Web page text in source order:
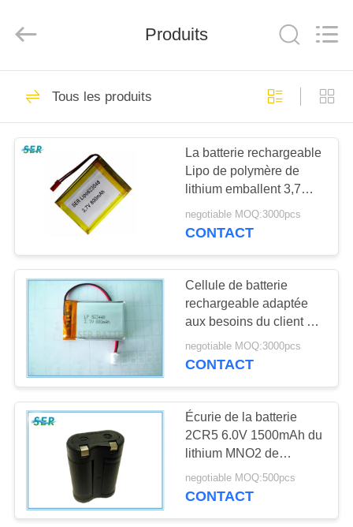
MAISON
PRODUITS
SUJET
NOUS
VISITE
D'USINE
CONTRÔLE
DE
QUALITÉ
CONTACTEZ-
NOUS
Battery
Technology
Batterie de Li
SOCL2
156
Batterie du lithium
MNO2
14
Batterie de
polymère de lithium
Produits
Tous les produits
La batterie rechargeable
Lipo de polymère de
lithium emballent 3,7
volts 623048 pour le
MP3/GPS
negotiable MOQ:3000pcs
CONTACT
Cellule de batterie
rechargeable adaptée
aux besoins du client de
polymère GPS 053448
3.7V Li - PO 503448
negotiable MOQ:3000pcs
CONTACT
Écurie de la batterie
2CR5 6.0V 1500mAh du
lithium MNO2 de
capacité élevée
fonctionnant pour la
negotiable MOQ:500pcs
CONTACT